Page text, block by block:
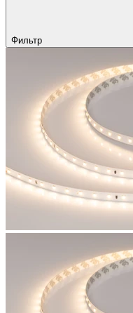
Фильтр